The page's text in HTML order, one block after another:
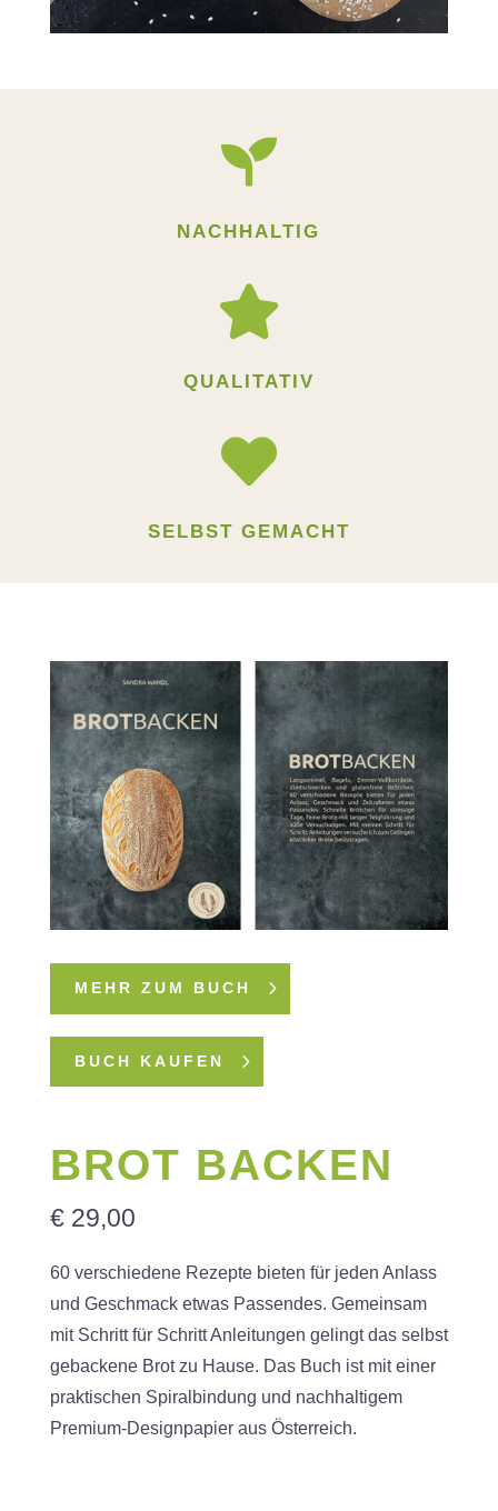

NACHHALTIG

QUALITATIV

SELBST GEMACHT
MEHR ZUM BUCH
BUCH KAUFEN
BROT BACKEN
€ 29,00
60 verschiedene Rezepte bieten für jeden Anlass
und Geschmack etwas Passendes. Gemeinsam
mit Schritt für Schritt Anleitungen gelingt das selbst
gebackene Brot zu Hause. Das Buch ist mit einer
praktischen Spiralbindung und nachhaltigem
Premium-Designpapier aus Österreich.